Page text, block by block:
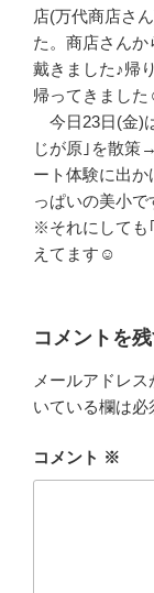
店(万代商店さ
た。商店さん
戴きました♪帰
帰ってきまし
今日23日(金)
じが原｣を散
ート体験に出
っぱいの美小
※それにしても
えてます☺
コメントを
メールアドレス
いている欄は必
コメント ※